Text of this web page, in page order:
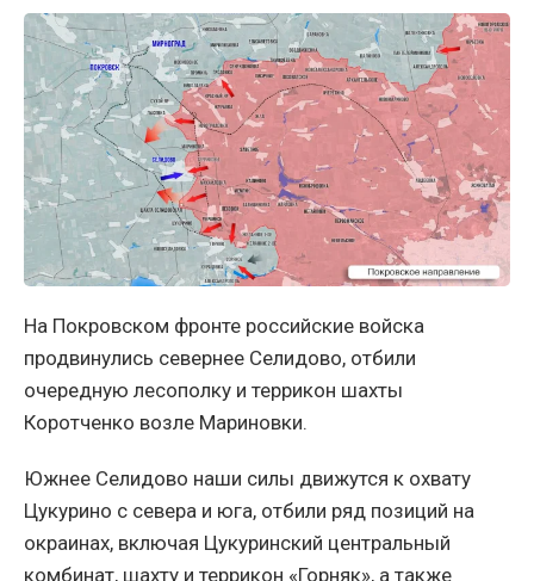
На Покровском фронте российские войска
продвинулись севернее Селидово, отбили
очередную лесополку и террикон шахты
Коротченко возле Мариновки.
Южнее Селидово наши силы движутся к охвату
Цукурино с севера и юга, отбили ряд позиций на
окраинах, включая Цукуринский центральный
комбинат, шахту и террикон «Горняк», а также